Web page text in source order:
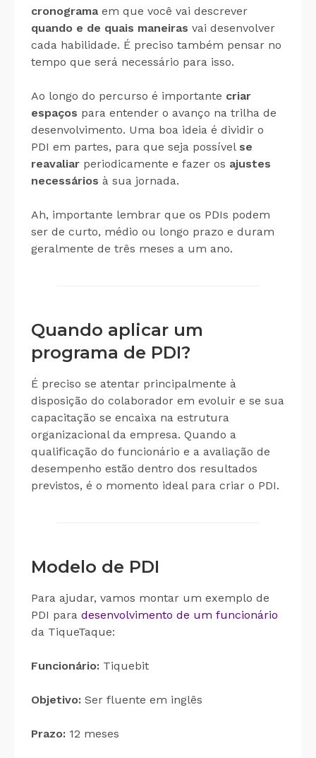
cronogramaem que você vai descrever
quando e de quais maneiras vai desenvolver
cada habilidade. É preciso também pensar no
tempo que será necessário para isso.
Ao longo do percurso é importante criar
espaços para entender o avanço na trilha de
desenvolvimento. Uma boa ideia é dividir o
PDI em partes, para que seja possível se
reavaliar periodicamente e fazer os ajustes
necessários à sua jornada.
Ah, importante lembrar que os PDIs podem
ser de curto, médio ou longo prazo e duram
geralmente de três meses a um ano.
Quando aplicar um
programa de PDI?
É preciso se atentar principalmente à
disposição do colaborador em evoluir e se sua
capacitação se encaixa na estrutura
organizacional da empresa. Quando a
qualificação do funcionário e a avaliação de
desempenho estão dentro dos resultados
previstos, é o momento ideal para criar o PDI.
Modelo de PDI
Para ajudar, vamos montar um exemplo de
PDI para desenvolvimento de um funcionário
da TiqueTaque:
Funcionário: Tiquebit
Objetivo: Ser fluente em inglês
Prazo: 12 meses